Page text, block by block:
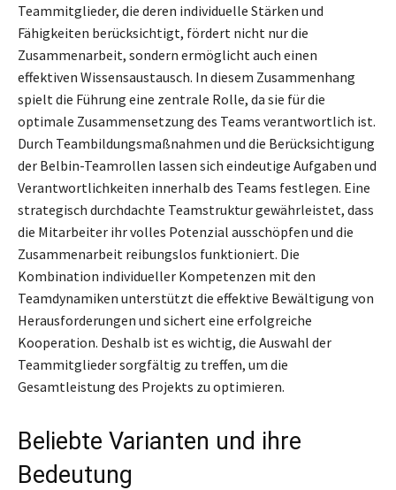
Teammitglieder, die deren individuelle Stärken und
Fähigkeiten berücksichtigt, fördert nicht nur die
Zusammenarbeit, sondern ermöglicht auch einen
effektiven Wissensaustausch. In diesem Zusammenhang
spielt die Führung eine zentrale Rolle, da sie für die
optimale Zusammensetzung des Teams verantwortlich ist.
Durch Teambildungsmaßnahmen und die Berücksichtigung
der Belbin-Teamrollen lassen sich eindeutige Aufgaben und
Verantwortlichkeiten innerhalb des Teams festlegen. Eine
strategisch durchdachte Teamstruktur gewährleistet, dass
die Mitarbeiter ihr volles Potenzial ausschöpfen und die
Zusammenarbeit reibungslos funktioniert. Die
Kombination individueller Kompetenzen mit den
Teamdynamiken unterstützt die effektive Bewältigung von
Herausforderungen und sichert eine erfolgreiche
Kooperation. Deshalb ist es wichtig, die Auswahl der
Teammitglieder sorgfältig zu treffen, um die
Gesamtleistung des Projekts zu optimieren.
Beliebte Varianten und ihre
Bedeutung